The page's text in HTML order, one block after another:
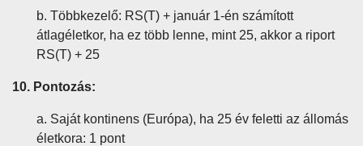
b. Többkezelő: RS(T) + január 1-én számított
átlagéletkor, ha ez több lenne, mint 25, akkor a riport
RS(T) + 25
10. Pontozás:
a. Saját kontinens (Európa), ha 25 év feletti az állomás
életkora: 1 pont